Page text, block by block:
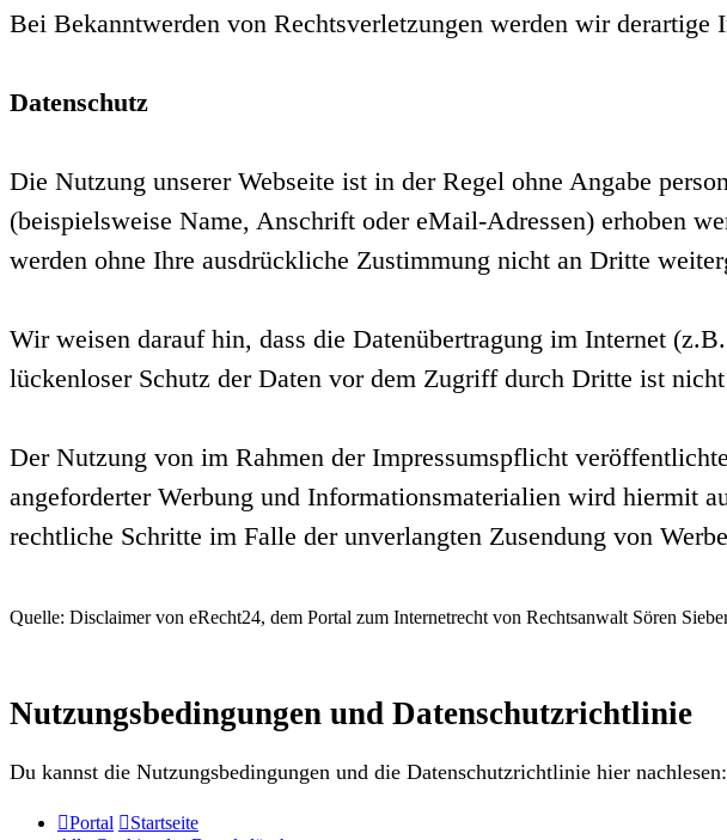
Bei Bekanntwerden von Rechtsverletzungen werden wir derartige
Datenschutz
Die Nutzung unserer Webseite ist in der Regel ohne Angabe
(beispielsweise Name, Anschrift oder eMail-Adressen) erhoben
werden ohne Ihre ausdrückliche Zustimmung nicht an Dritte
Wir weisen darauf hin, dass die Datenübertragung im Internet
lückenloser Schutz der Daten vor dem Zugriff durch Dritte ist
Der Nutzung von im Rahmen der Impressumspflicht
angeforderter Werbung und Informationsmaterialien wird hiermit
rechtliche Schritte im Falle der unverlangten Zusendung von
Quelle: Disclaimer von eRecht24, dem Portal zum Internetrecht von Rechtsanwalt Sören
Nutzungsbedingungen und Datenschutzrichtlinie
Du kannst die Nutzungsbedingungen und die Datenschutzrichtlinie hier nachlesen:
Portal
Startseite